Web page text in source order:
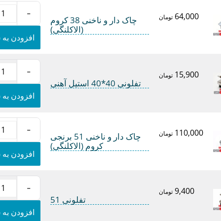
عدد
64,000 تومان
چاک دار و ناخنی 38 کروم
(الاکلنگی)
چاک
دار
ناخنی
38
کروم
(الاکلنگی)
عدد
-
افزودن
15,900 تومان
تفلونی 40*40 استیل آهنی
تفلونی
40*40
استیل
آهنی
عدد
-
افزودن
110,000 تومان
چاک دار و ناخنی 51 برنجی
کروم (الاکلنگی)
چاک
دار
ناخنی
51
برنجی
کروم
(الاکلنگی)
عدد
-
افزودن
9,400 تومان
تفلونی 51
تفلونی
51
عدد
-
افزودن